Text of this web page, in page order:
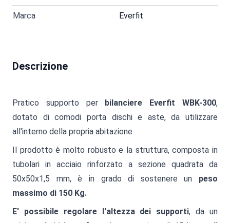
Marca Everfit
Descrizione
Pratico supporto per bilanciere Everfit WBK-300,
dotato di comodi porta dischi e aste, da utilizzare
all'interno della propria abitazione.
Il prodotto è molto robusto e la struttura, composta in
tubolari in acciaio rinforzato a sezione quadrata da
50x50x1,5 mm, è in grado di sostenere un peso
massimo di 150 Kg.
E' possibile regolare l'altezza dei supporti, da un